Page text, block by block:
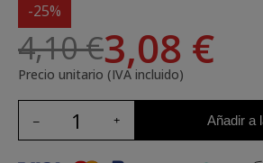
-25%
4,10 €3,08 €
Precio unitario (IVA incluido)
Añadir a